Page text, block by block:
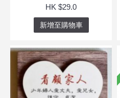
HK $29.0
新增至購物車